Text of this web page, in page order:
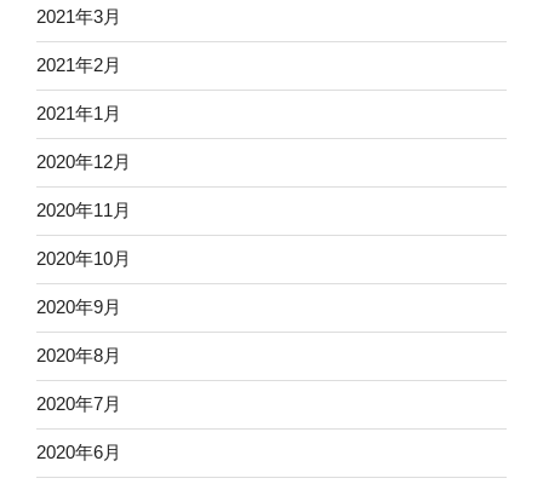
2021年3月
2021年2月
2021年1月
2020年12月
2020年11月
2020年10月
2020年9月
2020年8月
2020年7月
2020年6月